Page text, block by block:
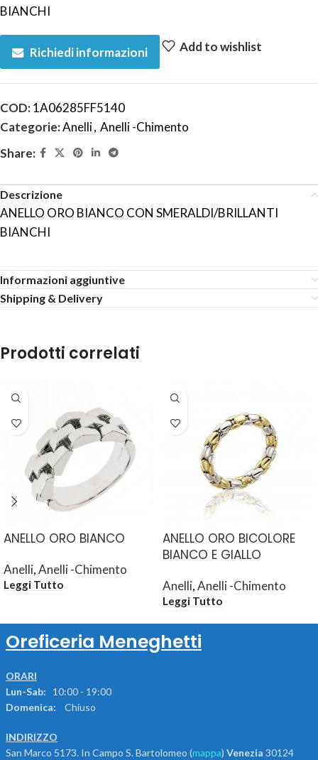
BIANCHI
Richiedi informazioni Add to wishlist
COD:1A06285FF5140
Categorie:Anelli, Anelli -Chimento
Share:
Descrizione
ANELLO ORO BIANCO CON SMERALDI/BRILLANTI
BIANCHI
Informazioni aggiuntive
Shipping & Delivery
Prodotti correlati
ANELLO ORO BIANCO
Anelli,Anelli -Chimento
Leggi Tutto
ANELLO ORO BICOLORE
BIANCO E GIALLO
Anelli,Anelli -Chimento
Leggi Tutto
Oreficeria Meneghetti
ORARI
Lun-Sab: 10:00 - 19:00
Domenica:
Chiuso
INDIRIZZO
San Marco 5173. In Campo S. Bartolomeo (mappa) Venezia 30124